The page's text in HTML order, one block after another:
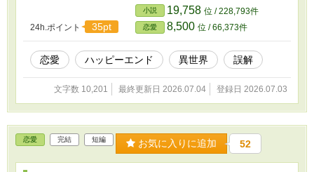
24h.ポイント 35pt
小説 19,758 位 / 228,793件
恋愛 8,500 位 / 66,373件
恋愛 ハッピーエンド 異世界 誤解
文字数 10,201 最終更新日 2026.07.04 登録日 2026.07.03
恋愛 完結 短編 お気に入りに追加 52